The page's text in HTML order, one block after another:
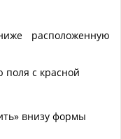
расположенную
с красной
внизу формы